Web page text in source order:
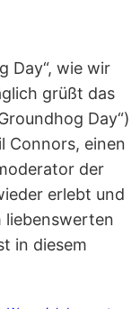
Day“, wie wir
grüßt das
Day“)
Connors, einen
der
erlebt und
liebenswerten
in diesem